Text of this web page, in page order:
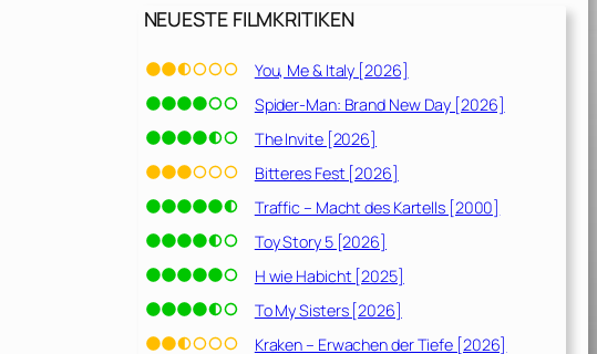
NEUESTE FILMKRITIKEN
You, Me & Italy [2026]
Spider-Man: Brand New Day [2026]
The Invite [2026]
Bitteres Fest [2026]
Traffic – Macht des Kartells [2000]
Toy Story 5 [2026]
H wie Habicht [2025]
To My Sisters [2026]
Kraken – Erwachen der Tiefe [2026]